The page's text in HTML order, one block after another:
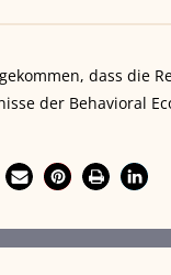
dass die
der Behavioral